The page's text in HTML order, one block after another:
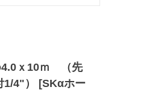
ｘ10ｍ （先
1/4"） [SKαホー